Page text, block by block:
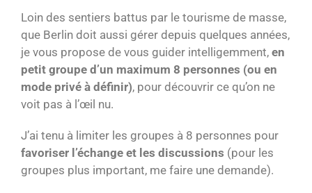
Loin des sentiers battus par le tourisme de masse,
que Berlin doit aussi gérer depuis quelques années,
je vous propose de vous guider intelligemment, en
petit groupe d’un maximum 8 personnes (ou en
mode privé à définir), pour découvrir ce qu’on ne
voit pas à l’œil nu.
J’ai tenu à limiter les groupes à 8 personnes pour
favoriser l’échange et les discussions (pour les
groupes plus important, me faire une demande).